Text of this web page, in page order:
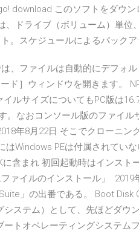
download このソフトをダウ
、ドライブ（ボリューム）単
。スケジュールによるバックア
、ファイルは自動的にデフォ
ド］ウィンドウを開きます。
ルサイズについてもPC版は
。なおコンソール版のファイ
年8月22日 そこでクローニン
はWindows PEは付属されてい
含まれ 初回起動時はインスト
ァイルのインストール」
」の出番である。 Boot Disk
システム）として、先ほどダウ
ートオペレーティングシステム